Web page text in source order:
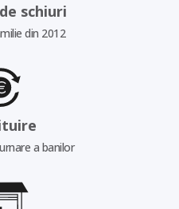
schiuri
din 2012
a banilor